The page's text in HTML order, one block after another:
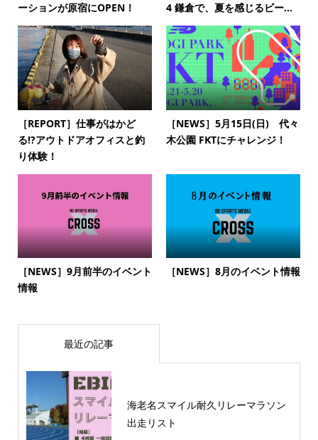
ーションが原宿にOPEN！ 4 鎌倉で、夏を感じるビー...
［REPORT］仕事がはかど
る⁉︎アウトドアオフィスと釣
り体験！
［NEWS］5月15日(日) 代々
木公園 FKTにチャレンジ！
［NEWS］9月前半のイベント
情報
［NEWS］8月のイベント情報
最近の記事
海老名スマイル耐久リレーマラソン
出走リスト